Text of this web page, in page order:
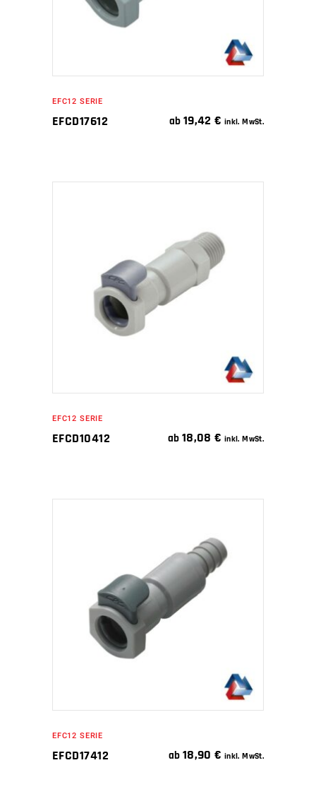
EFC12 SERIE
EFCD17612 ab 19,42€ inkl. MwSt.
IN DEN WARENKORB
EFC12 SERIE
EFCD10412 ab 18,08€ inkl. MwSt.
IN DEN WARENKORB
EFC12 SERIE
EFCD17412 ab 18,90€ inkl. MwSt.